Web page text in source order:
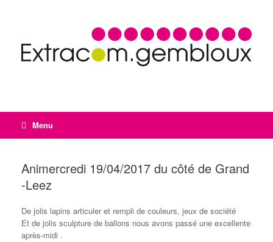
Menu
Animercredi 19/04/2017 du côté de Grand
-Leez
De jolis lapins articuler et rempli de couleurs, jeux de société
Et de jolis sculpture de ballons nous avons passé une excellente
après-midi .